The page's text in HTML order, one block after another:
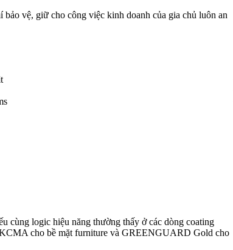
vệ, giữ cho công việc kinh doanh của gia chủ luôn an
cùng logic hiệu năng thường thấy ở các dòng coating
cho bề mặt furniture và GREENGUARD Gold cho